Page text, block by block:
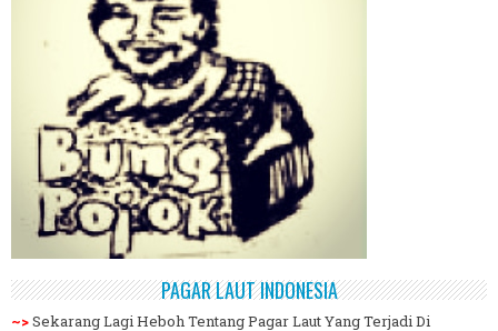
PAGAR LAUT INDONESIA
~>Sekarang Lagi Heboh Tentang Pagar Laut Yang Terjadi Di